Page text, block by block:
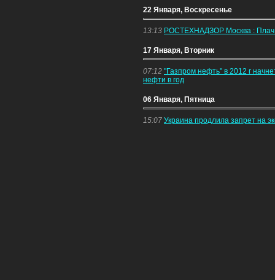
22 Января, Воскресенье
13:13 РОСТЕХНАДЗОР Москва :
17 Января, Вторник
07:12 "Газпром нефть" в 2012 г
нефти в год
06 Января, Пятница
15:07 Украина продлила запрет на